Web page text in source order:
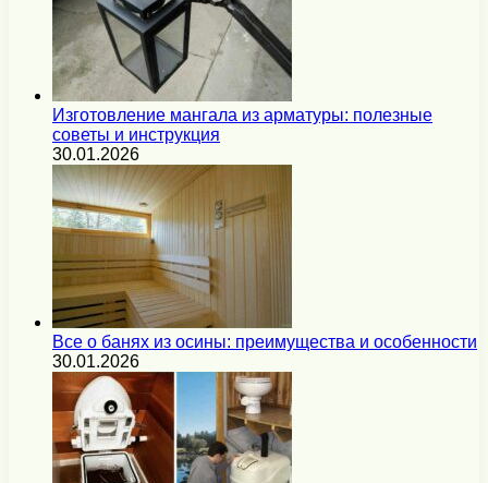
Изготовление мангала из арматуры: полезные
советы и инструкция
30.01.2026
Все о банях из осины: преимущества и особенности
30.01.2026